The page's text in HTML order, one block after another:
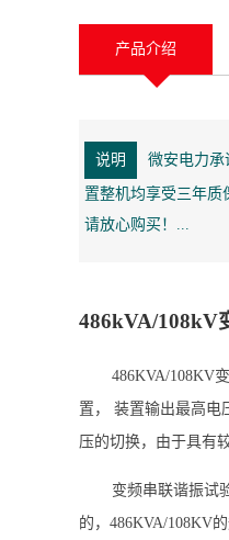
产品介绍
说明 微安电力承
置整机均享受三年质
请放心购买！...
486kVA/108kV
486KVA/108KV
置， 装置输出最高电
压的切换，由于具有
变频串联谐振试
的，486KVA/108KV